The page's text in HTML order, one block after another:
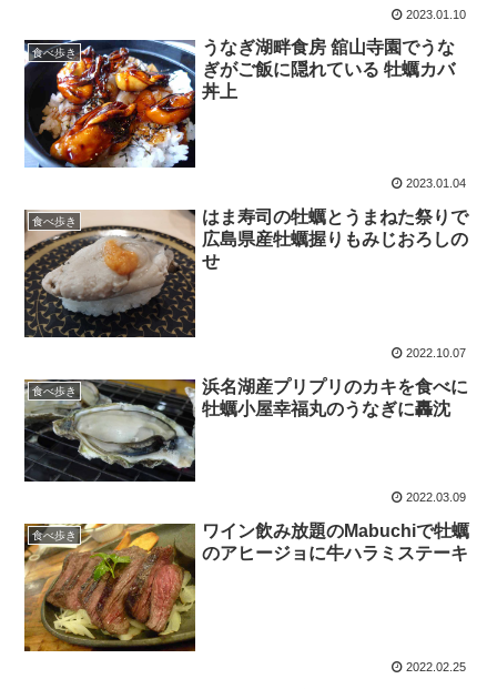
2023.01.10
食べ歩き
うなぎ湖畔食房 舘山寺園でうな
ぎがご飯に隠れている 牡蠣カバ
丼上
2023.01.04
食べ歩き
はま寿司の牡蠣とうまねた祭りで
広島県産牡蠣握りもみじおろしの
せ
2022.10.07
食べ歩き
浜名湖産プリプリのカキを食べに
牡蠣小屋幸福丸のうなぎに轟沈
2022.03.09
食べ歩き
ワイン飲み放題のMabuchiで牡蠣
のアヒージョに牛ハラミステーキ
2022.02.25